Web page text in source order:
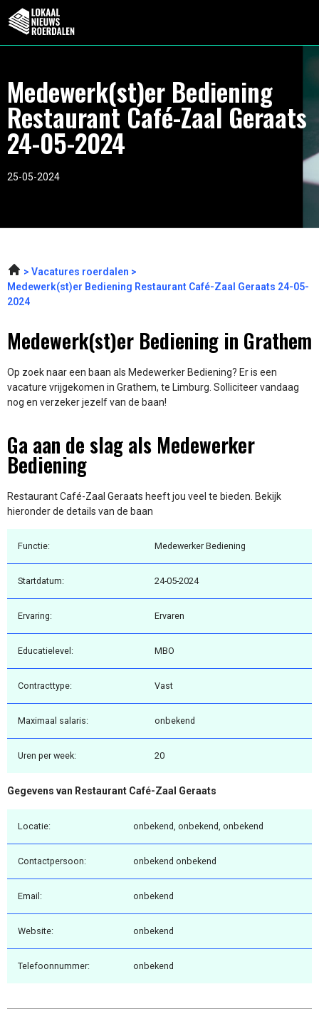
Medewerk(st)er Bediening
Restaurant Café-Zaal Geraats
24-05-2024
25-05-2024
Vacatures roerdalen
Medewerk(st)er Bediening Restaurant Café-Zaal Geraats 24-05-
2024
Medewerk(st)er Bediening in Grathem
Op zoek naar een baan als Medewerker Bediening? Er is een
vacature vrijgekomen in Grathem, te Limburg. Solliciteer vandaag
nog en verzeker jezelf van de baan!
Ga aan de slag als Medewerker
Bediening
Restaurant Café-Zaal Geraats heeft jou veel te bieden. Bekijk
hieronder de details van de baan
Functie: Medewerker Bediening
Startdatum: 24-05-2024
Ervaring: Ervaren
Educatielevel: MBO
Contracttype: Vast
Maximaal salaris: onbekend
Uren per week: 20
Gegevens van Restaurant Café-Zaal Geraats
Locatie: onbekend, onbekend, onbekend
Contactpersoon: onbekend onbekend
Email: onbekend
Website: onbekend
Telefoonnummer: onbekend